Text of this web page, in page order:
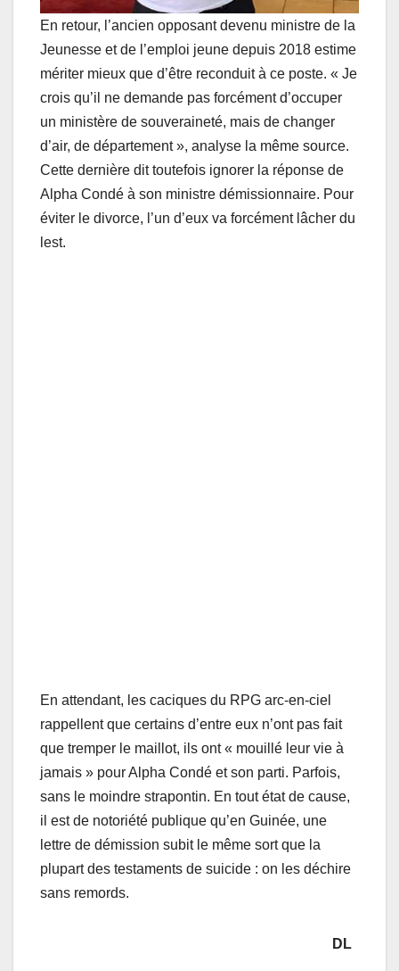
En retour, l’ancien opposant devenu ministre de la
Jeunesse et de l’emploi jeune depuis 2018 estime
mériter mieux que d’être reconduit à ce poste. « Je
crois qu’il ne demande pas forcément d’occuper
un ministère de souveraineté, mais de changer
d’air, de département », analyse la même source.
Cette dernière dit toutefois ignorer la réponse de
Alpha Condé à son ministre démissionnaire. Pour
éviter le divorce, l’un d’eux va forcément lâcher du
lest.
En attendant, les caciques du RPG arc-en-ciel
rappellent que certains d’entre eux n’ont pas fait
que tremper le maillot, ils ont « mouillé leur vie à
jamais » pour Alpha Condé et son parti. Parfois,
sans le moindre strapontin. En tout état de cause,
il est de notoriété publique qu’en Guinée, une
lettre de démission subit le même sort que la
plupart des testaments de suicide : on les déchire
sans remords.
DL